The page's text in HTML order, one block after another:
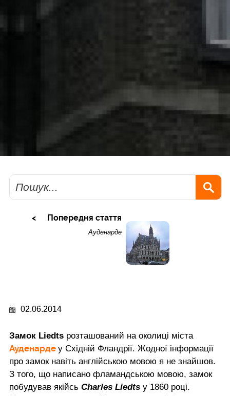
Пошук
Попередня стаття
Ауденарде
02.06.2014
Замок Liedts розташований на околиці міста
Ауденарде у Східній Фландрії. Жодної інформації
про замок навіть англійською мовою я не знайшов.
З того, що написано фламандською мовою, замок
побудував якійсь Charles Liedts у 1860 році.